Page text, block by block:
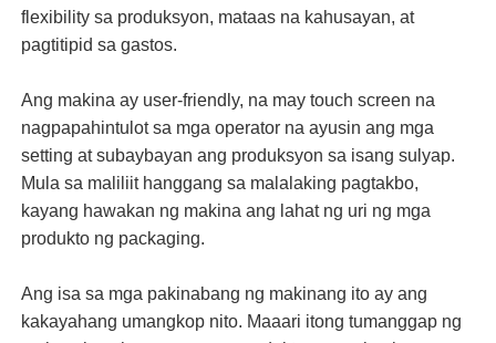
flexibility sa produksyon, mataas na kahusayan, at
pagtitipid sa gastos.
Ang makina ay user-friendly, na may touch screen na
nagpapahintulot sa mga operator na ayusin ang mga
setting at subaybayan ang produksyon sa isang sulyap.
Mula sa maliliit hanggang sa malalaking pagtakbo,
kayang hawakan ng makina ang lahat ng uri ng mga
produkto ng packaging.
Ang isa sa mga pakinabang ng makinang ito ay ang
kakayahang umangkop nito. Maaari itong tumanggap ng